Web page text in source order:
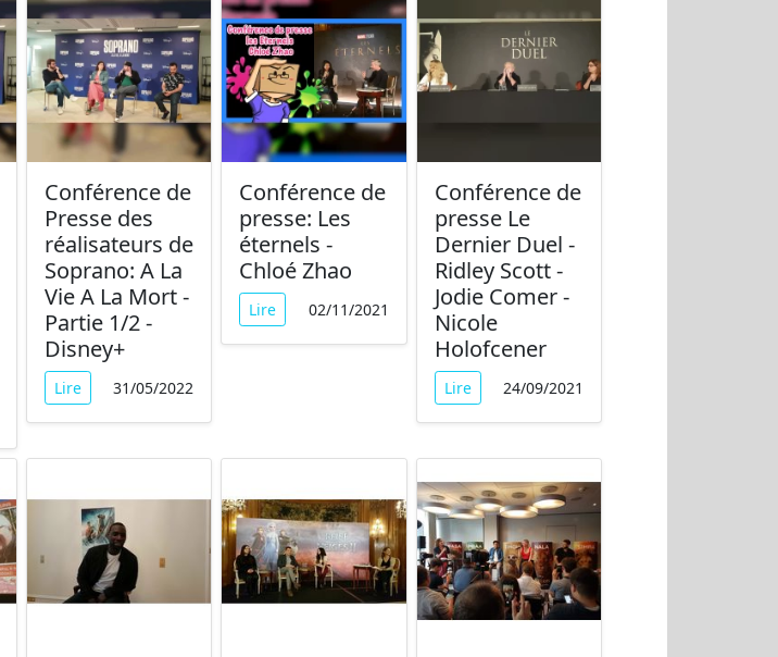
Conférence de
Presse des
réalisateurs de
Soprano: A La
Vie A La Mort -
Partie 1/2 -
Disney+
Lire 31/05/2022
Conférence de
presse: Les
éternels -
Chloé Zhao
Lire 02/11/2021
Conférence de
presse Le
Dernier Duel -
Ridley Scott -
Jodie Comer -
Nicole
Holofcener
Lire 24/09/2021